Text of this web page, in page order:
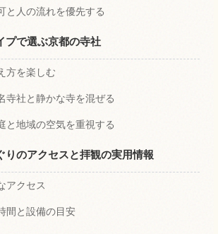
と人の流れを優先する
プで選ぶ京都の寺社
方を楽しむ
寺社と静かな寺を混ぜる
と地域の空気を重視する
りのアクセスと拝観の実用情報
アクセス
間と設備の目安